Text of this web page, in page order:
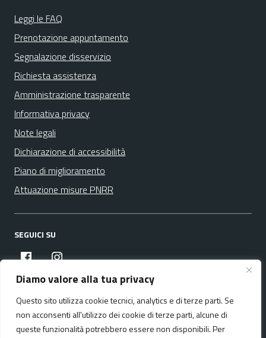
Diamo valore alla tua privacy
Questo sito utilizza cookie tecnici, analytics e di terze parti. Se
non acconsenti all'utilizzo dei cookie di terze parti, alcune di
queste funzionalità potrebbero essere non disponibili. Per
Leggi le FAQ
Prenotazione appuntamento
Segnalazione disservizio
Richiesta assistenza
Amministrazione trasparente
Informativa privacy
Note legali
Dichiarazione di accessibilità
Piano di miglioramento
Attuazione misure PNRR
SEGUICI SU
facebookinstagram
Media policy Mappa del sito